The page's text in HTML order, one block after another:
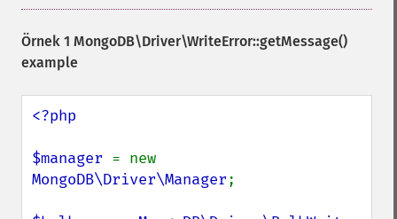
Örnek 1 MongoDB\Driver\WriteError::getMessage()
example
<?php
$manager
MongoDB\Driver\Manager;